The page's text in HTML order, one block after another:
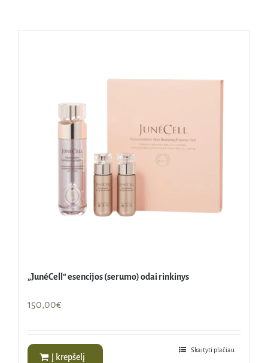
„JunéCell“ esencijos (serumo) odai rinkinys
150,00€
Į krepšelį
Skaityti plačiau